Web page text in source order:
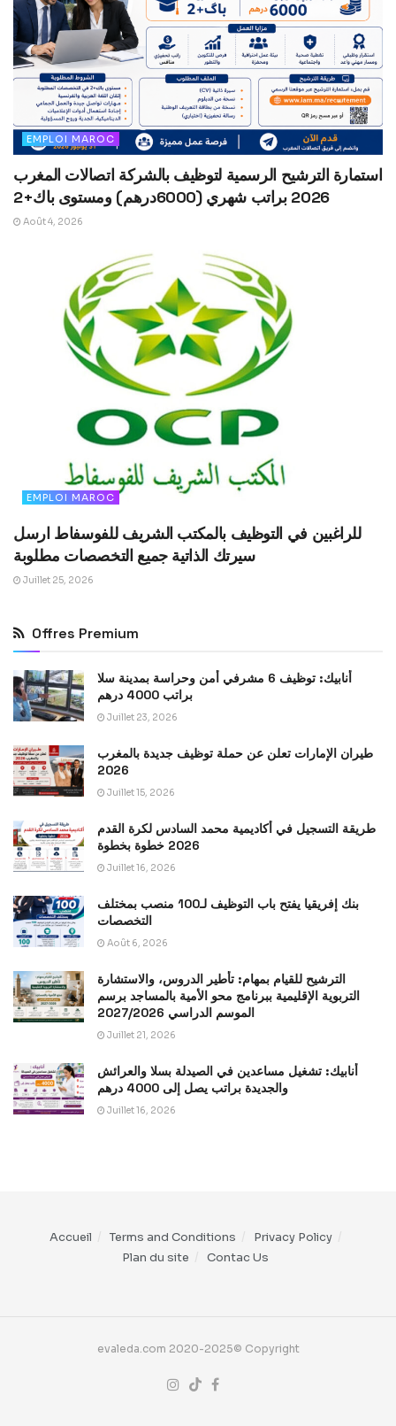
EMPLOI MAROC
استمارة الترشيح الرسمية لتوظيف بالشركة اتصالات المغرب
2026 براتب شهري (6000درهم) ومستوى باك+2
Août 4, 2026
EMPLOI MAROC
للراغبين في التوظيف بالمكتب الشريف للفوسفاط ارسل
سيرتك الذاتية جميع التخصصات مطلوبة
Juillet 25, 2026
Offres Premium
أنابيك: توظيف 6 مشرفي أمن وحراسة بمدينة سلا
براتب 4000 درهم
Juillet 23, 2026
طيران الإمارات تعلن عن حملة توظيف جديدة بالمغرب
2026
Juillet 15, 2026
طريقة التسجيل في أكاديمية محمد السادس لكرة القدم
2026 خطوة بخطوة
Juillet 16, 2026
بنك إفريقيا يفتح باب التوظيف لـ100 منصب بمختلف
التخصصات
Août 6, 2026
الترشيح للقيام بمهام: تأطير الدروس، والاستشارة
التربوية الإقليمية ببرنامج محو الأمية بالمساجد برسم
الموسم الدراسي 2027/2026
Juillet 21, 2026
أنابيك: تشغيل مساعدين في الصيدلة بسلا والعرائش
والجديدة براتب يصل إلى 4000 درهم
Juillet 16, 2026
Accueil Terms and Conditions
Privacy Policy
Plan du site
Contac Us
evaleda.com 2020-2025© Copyright